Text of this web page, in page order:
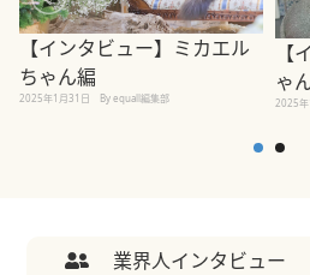
【インタビュー】ミカエル
ちゃん編
2025年1月31日 By equall編集部
【
ゃ
2025
業界人インタビュー